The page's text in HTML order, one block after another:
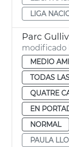
LIGA
Parc
modificado
MEDIO
TODAS
QUATRE
EN
NORMAL
PAULA